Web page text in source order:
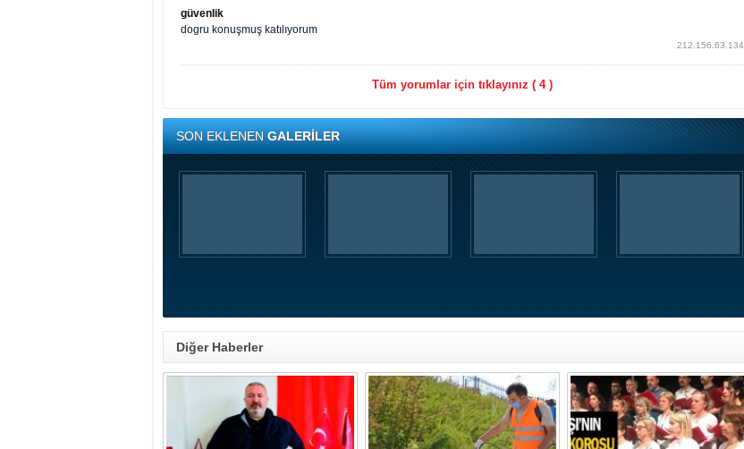
güvenlik
dogru konuşmuş katılıyorum
212.156.63.134
Tüm yorumlar için tıklayınız ( 4 )
SON EKLENENGALERİLER
Diğer Haberler